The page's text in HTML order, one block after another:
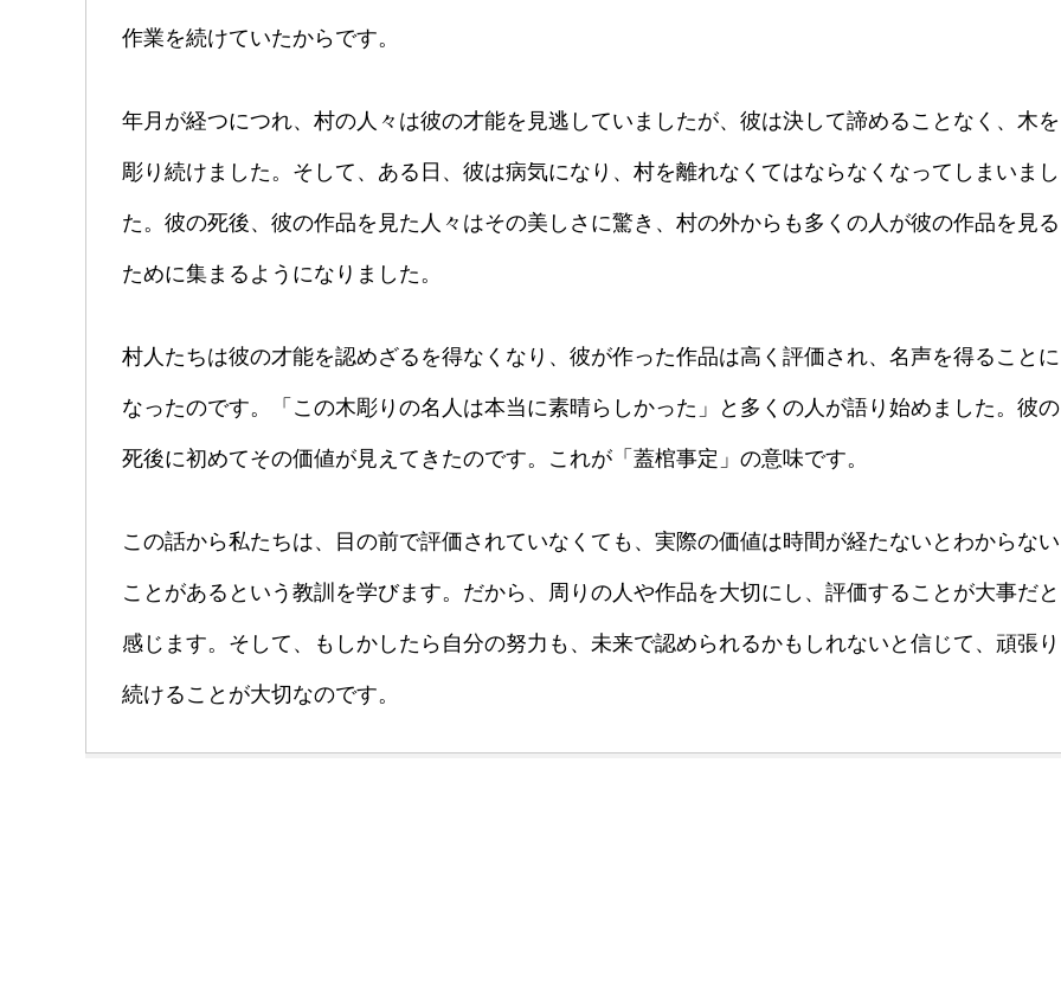
作業を続けていたからです。
年月が経つにつれ、村の人々は彼の才能を見逃していましたが、彼は決して諦めることなく、木を
彫り続けました。そして、ある日、彼は病気になり、村を離れなくてはならなくなってしまいまし
た。彼の死後、彼の作品を見た人々はその美しさに驚き、村の外からも多くの人が彼の作品を見る
ために集まるようになりました。
村人たちは彼の才能を認めざるを得なくなり、彼が作った作品は高く評価され、名声を得ることに
なったのです。「この木彫りの名人は本当に素晴らしかった」と多くの人が語り始めました。彼の
死後に初めてその価値が見えてきたのです。これが「蓋棺事定」の意味です。
この話から私たちは、目の前で評価されていなくても、実際の価値は時間が経たないとわからない
ことがあるという教訓を学びます。だから、周りの人や作品を大切にし、評価することが大事だと
感じます。そして、もしかしたら自分の努力も、未来で認められるかもしれないと信じて、頑張り
続けることが大切なのです。